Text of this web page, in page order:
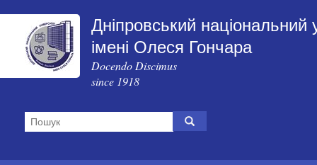
Дніпровський національний
імені Олеся Гончара
Docendo Discimus
since 1918